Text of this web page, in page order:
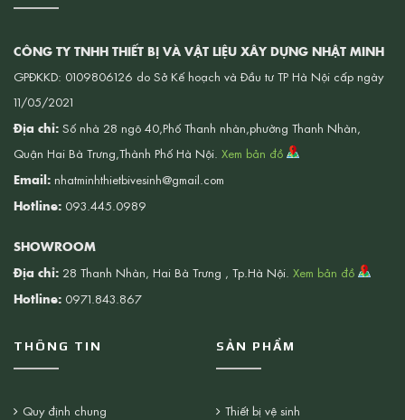
CÔNG TY TNHH THIẾT BỊ VÀ VẬT LIỆU XÂY DỰNG NHẬT MINH
GPĐKKD: 0109806126 do Sở Kế hoạch và Đầu tư TP Hà Nội cấp ngày
11/05/2021
Địa chỉ: Số nhà 28 ngõ 40,Phố Thanh nhàn,phường Thanh Nhàn,
Quận Hai Bà Trưng,Thành Phố Hà Nội. Xem bản đồ
Email: nhatminhthietbivesinh@gmail.com
Hotline: 093.445.0989
SHOWROOM
Địa chỉ: 28 Thanh Nhàn, Hai Bà Trưng , Tp.Hà Nội. Xem bản đồ
Hotline: 0971.843.867
THÔNG TIN
Quy định chung
SẢN PHẨM
Thiết bị vệ sinh